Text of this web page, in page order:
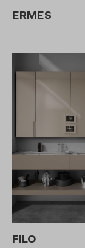
ERMES
FILO